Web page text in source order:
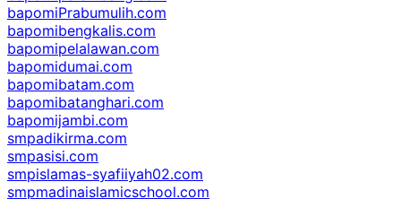
bapomiPrabumulih.com
bapomibengkalis.com
bapomipelalawan.com
bapomidumai.com
bapomibatam.com
bapomibatanghari.com
bapomijambi.com
smpadikirma.com
smpasisi.com
smpislamas-syafiiyah02.com
smpmadinaislamicschool.com